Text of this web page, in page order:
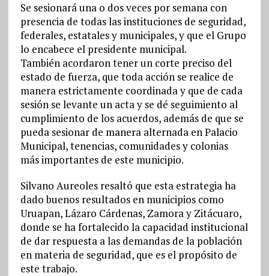
Se sesionará una o dos veces por semana con
presencia de todas las instituciones de seguridad,
federales, estatales y municipales, y que el Grupo
lo encabece el presidente municipal.
También acordaron tener un corte preciso del
estado de fuerza, que toda acción se realice de
manera estrictamente coordinada y que de cada
sesión se levante un acta y se dé seguimiento al
cumplimiento de los acuerdos, además de que se
pueda sesionar de manera alternada en Palacio
Municipal, tenencias, comunidades y colonias
más importantes de este municipio.
Silvano Aureoles resaltó que esta estrategia ha
dado buenos resultados en municipios como
Uruapan, Lázaro Cárdenas, Zamora y Zitácuaro,
donde se ha fortalecido la capacidad institucional
de dar respuesta a las demandas de la población
en materia de seguridad, que es el propósito de
este trabajo.